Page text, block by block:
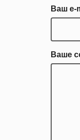
Ваш e-
Ваше